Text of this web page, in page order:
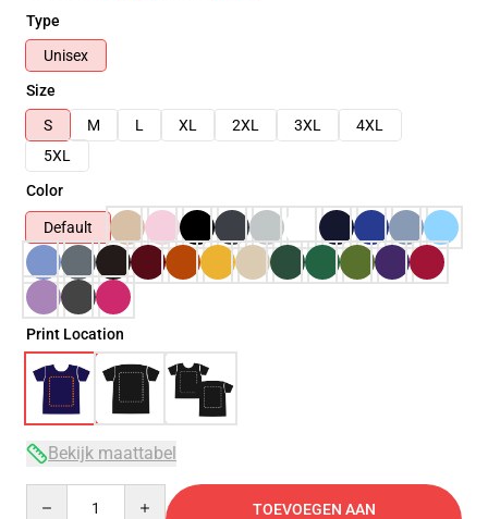
Type
Unisex
Size
S
M L XL 2XL 3XL
4XL
5XL
Color
Default
Print Location
Bekijk maattabel
TOEVOEGEN AAN